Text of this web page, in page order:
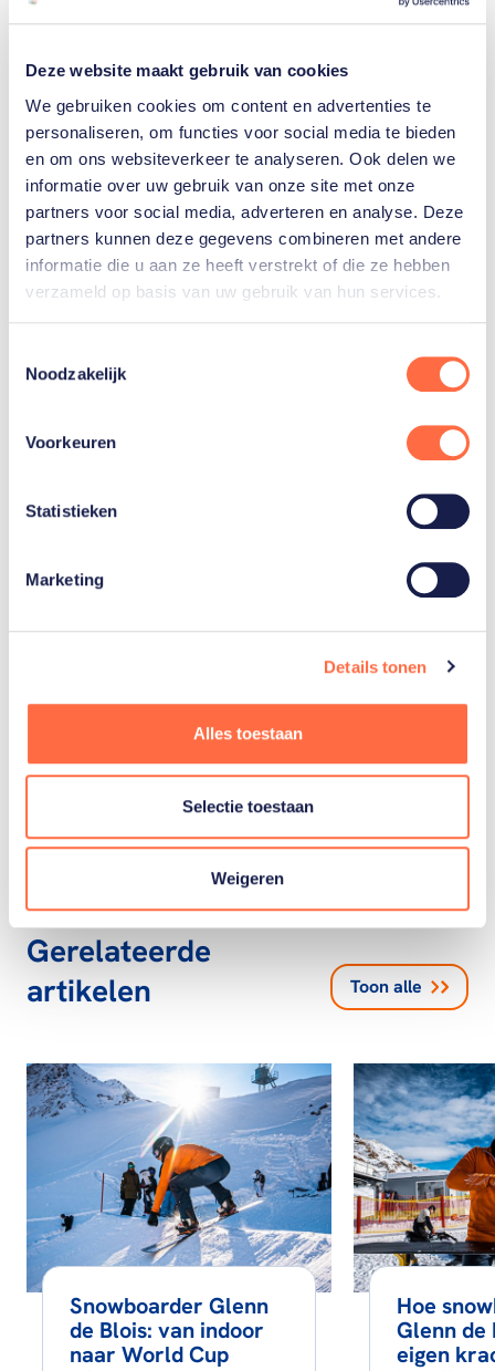
Deze website maakt gebruik van cookies
We gebruiken cookies om content en advertenties te
personaliseren, om functies voor social media te bieden
en om ons websiteverkeer te analyseren. Ook delen we
informatie over uw gebruik van onze site met onze
partners voor social media, adverteren en analyse. Deze
partners kunnen deze gegevens combineren met andere
informatie die u aan ze heeft verstrekt of die ze hebben
verzameld op basis van uw gebruik van hun services.
Noodzakelijk
Voorkeuren
Statistieken
Marketing
Details tonen
Alles toestaan
Selectie toestaan
Weigeren
Live kijken?
Alle World Cups snowboardcross zijn live te
volgen bij Eurosport en discovery+.
Snowboarden
Gerelateerde
artikelen
Toon alle
Snowboarder Glenn
de Blois: van indoor
naar World Cup
Hoe
Glenn de
eigen